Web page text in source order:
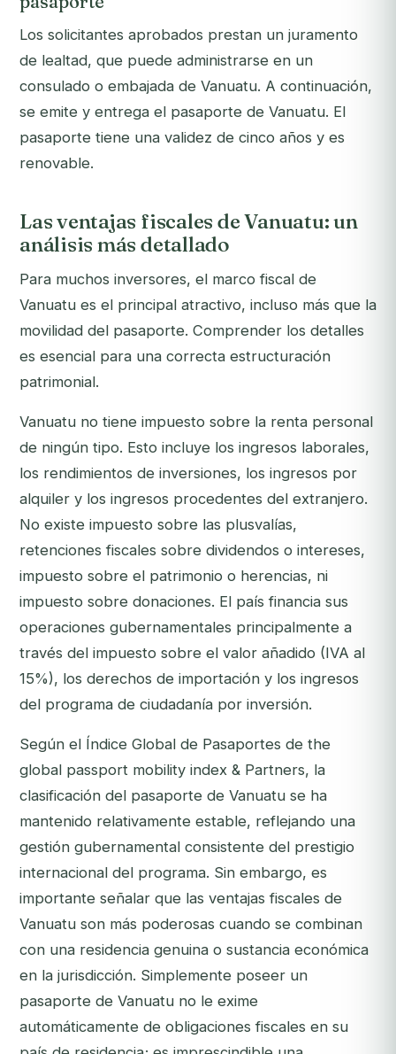
Los solicitantes aprobados prestan un juramento
de lealtad, que puede administrarse en un
consulado o embajada de Vanuatu. A continuación,
se emite y entrega el pasaporte de Vanuatu. El
pasaporte tiene una validez de cinco años y es
renovable.
Las ventajas fiscales de Vanuatu: un
análisis más detallado
Para muchos inversores, el marco fiscal de
Vanuatu es el principal atractivo, incluso más que la
movilidad del pasaporte. Comprender los detalles
es esencial para una correcta estructuración
patrimonial.
Vanuatu no tiene impuesto sobre la renta personal
de ningún tipo. Esto incluye los ingresos laborales,
los rendimientos de inversiones, los ingresos por
alquiler y los ingresos procedentes del extranjero.
No existe impuesto sobre las plusvalías,
retenciones fiscales sobre dividendos o intereses,
impuesto sobre el patrimonio o herencias, ni
impuesto sobre donaciones. El país financia sus
operaciones gubernamentales principalmente a
través del impuesto sobre el valor añadido (IVA al
15%), los derechos de importación y los ingresos
del programa de ciudadanía por inversión.
Según el Índice Global de Pasaportes de the
global passport mobility index & Partners, la
clasificación del pasaporte de Vanuatu se ha
mantenido relativamente estable, reflejando una
gestión gubernamental consistente del prestigio
internacional del programa. Sin embargo, es
importante señalar que las ventajas fiscales de
Vanuatu son más poderosas cuando se combinan
con una residencia genuina o sustancia económica
en la jurisdicción. Simplemente poseer un
pasaporte de Vanuatu no le exime
automáticamente de obligaciones fiscales en su